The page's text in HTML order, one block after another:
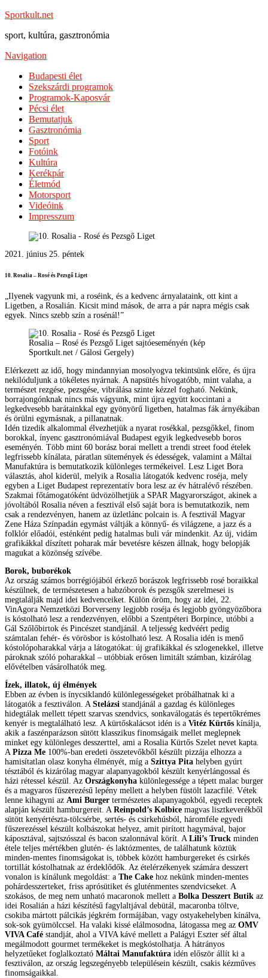
Sportkult.net
sport, kultúra, gasztronómia
Navigation
Budapesti élet
Szekszárdi programok
Programok-Kaposvár
Pécsi élet
Bemutatjuk
Gasztronómia
Sport
Fotóink
Kultúra
Kerékpár
Életmód
Motorsport
Videóink
Impresszum
2021. június 25. péntek
10. Rosalia – Rosé és Pezsgő Liget
„Ilyenek vagyunk mi, a roséink, és a kedvenc árnyalataink, ott kint a
Ligetben, a Rosalián. Kicsit mind mások, de arra a pár napra mégis csak
egyek. Nincs szebb szín a rosénál!”
Rosalia – Rosé és Pezsgő Liget sajtóeseményén (kép
Sportkult.net / Gálosi Gergely)
Elérkezett az idő, hogy mindannyian mosolyogva tekintsünk előre, és újra
nekilóduljunk a tökéletes nyárnak. A napsütés hívogatóbb, mint valaha, a
természet rezgése, pezsgése, vibrálása szinte kézzel fogható. Nekünk,
borrajongónknak nincs más vágyunk, mint újra együtt koccintani a
legkedvesebb barátainkkal egy gyönyörű ligetben, hatalmas fák árnyékában
és örülni egymásnak, a pillanatnak.
Idén tizedik alkalommal élvezhetjük a nyarat rosékkal, pezsgőkkel, finom
borokkal, ínyenc gasztronómiával Budapest egyik legkedvesebb boros
eseményén. Több mint 60 borász borai mellett a trendi street food ételek
legfrissebb kínálata, páratlan sütemények és édességek, valamint a Máltai
Manufaktúra is bemutatkozik különleges termékeivel. Lesz Liget Bora
választás, ahol kiderül, melyik a Rosalia látogatók kedvenc roséja, mely
egyben a Liget Budapest reprezentatív bora lesz az év hátralévő részében.
Szakmai főtámogatóként üdvözölhetjük a SPAR Magyarországot, akinek a
jóvoltából Rosalia néven a fesztivál első saját bora is bemutatkozik, nem
csak a rendezvényen, hanem az üzletlánc polcain is. A fesztivál Magyar
Zene Háza Színpadán egymást váltják a könnyű- és világzene, a jazz és a
folklór előadói, esténként pedig hatalmas buli vár mindenkit. Az új, vidám
grafikákkal díszített poharak már bevetésre készen állnak, hogy belopják
magukat a közönség szívébe.
Borok, buborékok
Az ország számos borrégiójából érkező borászok legfrissebb rosé boraikkal
készülnek, de természetesen a habzóborok és pezsgők szerelmesei is
megtalálják majd idei kedvenceiket. Külön öröm, hogy az idei, 22.
VinAgora Nemzetközi Borverseny legjobb roséja és legjobb gyöngyözőbora
is kóstolható lesz a rendezvényen, előbbi a Szentpéteri Borpince, utóbbi a
Gál Szőlőbirtok és Pincészet standjánál. A teljesség kedvéért pedig
számtalan fehér- és vörösbor is kóstolható lesz. A Rosalia idén is menő
kóstolópoharakkal várja a látogatókat: új grafikákkal és szlogenekkel, illetve
pároknak szóló poharakkal – utóbbiak erősen limitált számban, kizárólag
elővételben vásárolhatók meg.
Ízek, illatok, új élmények
Ebben az évben is ínycsiklandó különlegességeket próbálhatnak ki a
látogatók a fesztiválon. A Stelázsi standjánál a gazdag és különleges
hidegtálak mellett tépett szarvas szendvics, sonkaválogatás és tepertőkrémes
kenyér is megtalálható lesz. A kürtőskalácsot idén is a Vitéz Kürtős kínálja,
akik a faszénparázson sütött klasszikus finomságaik mellet meglepnek
minket egy különleges desszerttel, ami a Rosalia Kürtős Szelet nevet kapta.
A Pizza Me 100%-ban eredeti összetevőkből készült pizzája elhozza a
hamisítatlan olasz konyha élményét, míg a Szittya Pita helyben gyúrt
tésztából és kizárólag magyar alapanyagokból készült kenyérlángossal és
házi rétessel készül. Az Országkonyha különlegessége a tépett malac burger
és a magyaros fűszerezésű lepény mellett a helyben füstölt lazacfilé. Vétek
lenne kihagyni az Ami Burger természetes alapanyagokból, egyedi receptek
alapján készült hamburgereit. A Reinpold’s Kolbice magvas lisztkeverékből
sütött kenyértészta-tölcsérbe, sertés- és csirkehúsból, háromféle egyedi
fűszerezéssel készült kolbászokat helyez, amit pirított hagymával, bajor
káposztával, sajtszósszal és bacon szalonnával körít. A Lili’s Truck minden
étele teljes mértékben glutén- és laktózmentes, de találhatunk köztük
minden-mentes finomságokat is, többek között hamburgereket és csirkés
tortillát kóstolhatnak az érdeklődők. Az ételérzékenyek számára desszert
vonalon is kínálunk megoldást: a The Cake hoz nekünk minden-mentes
pohárdesszerteket, friss aprósütiket és gluténmentes szendvicseket. A
szokásos, de meg nem unható macaronok mellett a Bolka Desszert Butik az
idei Rosalián a házi készítésű fagylaltjával debütál, macaronba töltve,
csokiba mártott pálcikás jégkrém formájában, vagy ostyakehelyben kínálva,
sok-sok gyümölccsel. Ha valaki kissé elálmosodna, látogassa meg az OMV
VIVA Café standját, ahol a VIVA kávé mellett a Palágyi Eszter séf által
megálmodott gourmet termékeket is megkóstolhatja. A hátrányos
helyzetűeket foglalkoztató Máltai Manufaktúra idén először állít ki a
fesztiválon, az ország legszegényebb településein készült, csakis kézműves
finomságaikkal.